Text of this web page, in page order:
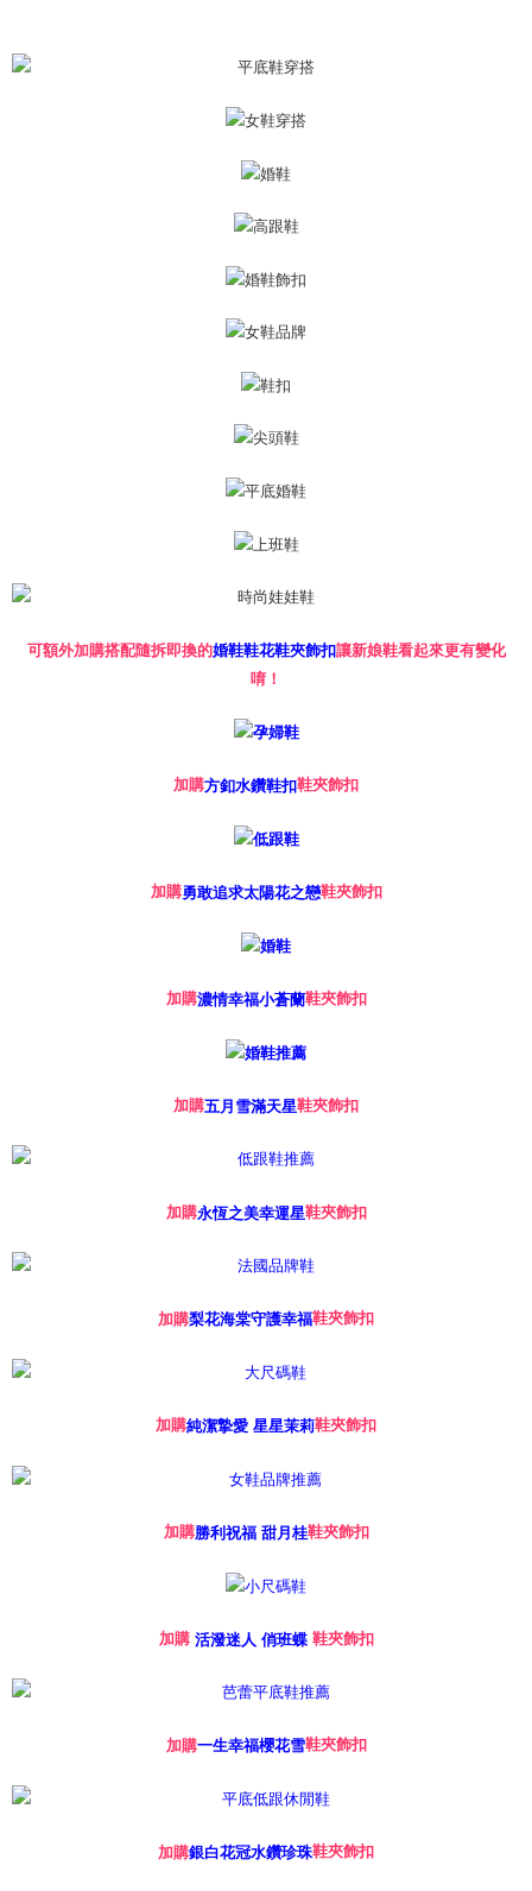
Sila hubungi NP Taiwan Inc. di cs_tw@netprotections.co.jp
penggunaan pada data peribadi. Jika anda tidak bersetuju dengan data
oleh AFTEE, sila jangan gunakan perkhidmatan ini.
可額外加購搭配隨拆即換的婚鞋鞋花鞋夾飾扣讓新娘鞋看起來更有變化
唷！
加購方釦水鑽鞋扣鞋夾飾扣
加購勇敢追求太陽花之戀鞋夾飾扣
加購濃情幸福小蒼蘭鞋夾飾扣
加購五月雪滿天星鞋夾飾扣
加購永恆之美幸運星鞋夾飾扣
加購梨花海棠守護幸福鞋夾飾扣
加購純潔摯愛 星星茉莉鞋夾飾扣
加購勝利祝福 甜月桂鞋夾飾扣
加購 活潑迷人 俏班蝶 鞋夾飾扣
加購一生幸福櫻花雪鞋夾飾扣
加購銀白花冠水鑽珍珠鞋夾飾扣